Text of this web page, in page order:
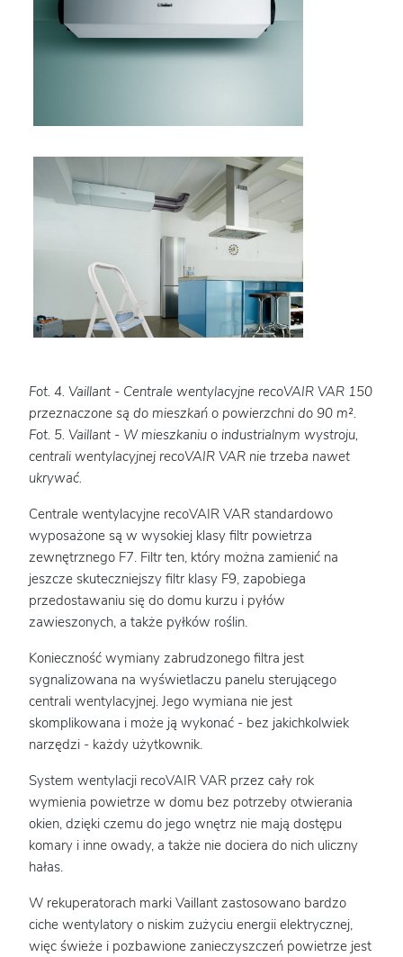
Fot. 4. Vaillant - Centrale wentylacyjne recoVAIR VAR 150
przeznaczone są do mieszkań o powierzchni do 90 m².
Fot. 5. Vaillant - W mieszkaniu o industrialnym wystroju,
centrali wentylacyjnej recoVAIR VAR nie trzeba nawet
ukrywać.
Centrale wentylacyjne recoVAIR VAR standardowo
wyposażone są w wysokiej klasy filtr powietrza
zewnętrznego F7. Filtr ten, który można zamienić na
jeszcze skuteczniejszy filtr klasy F9, zapobiega
przedostawaniu się do domu kurzu i pyłów
zawieszonych, a także pyłków roślin.
Konieczność wymiany zabrudzonego filtra jest
sygnalizowana na wyświetlaczu panelu sterującego
centrali wentylacyjnej. Jego wymiana nie jest
skomplikowana i może ją wykonać - bez jakichkolwiek
narzędzi - każdy użytkownik.
System wentylacji recoVAIR VAR przez cały rok
wymienia powietrze w domu bez potrzeby otwierania
okien, dzięki czemu do jego wnętrz nie mają dostępu
komary i inne owady, a także nie dociera do nich uliczny
hałas.
W rekuperatorach marki Vaillant zastosowano bardzo
ciche wentylatory o niskim zużyciu energii elektrycznej,
więc świeże i pozbawione zanieczyszczeń powietrze jest